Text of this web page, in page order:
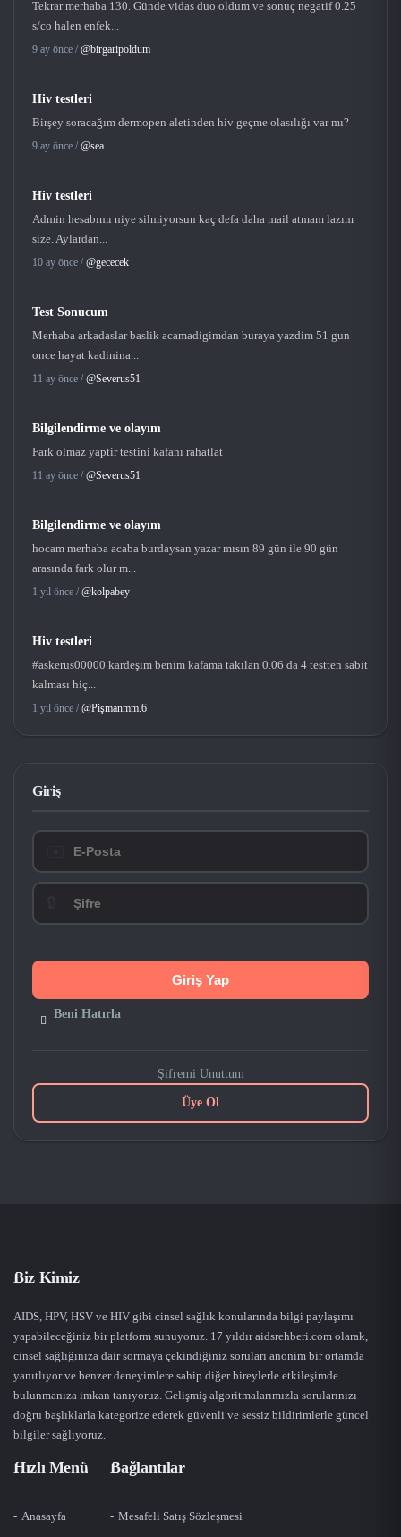
Tekrar merhaba 130. Günde vidas duo oldum ve sonuç negatif 0.25
s/co halen enfek...
9 ay önce / @birgaripoldum
Hiv testleri
Birşey soracağım dermopen aletinden hiv geçme olasılığı var mı?
9 ay önce / @sea
Hiv testleri
Admin hesabımı niye silmiyorsun kaç defa daha mail atmam lazım
size. Aylardan...
10 ay önce / @gececek
Test Sonucum
Merhaba arkadaslar baslik acamadigimdan buraya yazdim 51 gun
once hayat kadinina...
11 ay önce / @Severus51
Bilgilendirme ve olayım
Fark olmaz yaptir testini kafanı rahatlat
11 ay önce / @Severus51
Bilgilendirme ve olayım
hocam merhaba acaba burdaysan yazar mısın 89 gün ile 90 gün
arasında fark olur m...
1 yıl önce / @kolpabey
Hiv testleri
#askerus00000 kardeşim benim kafama takılan 0.06 da 4 testten sabit
kalması hiç...
1 yıl önce / @Pişmanmm.6
Giriş
Beni Hatırla
Şifremi Unuttum
Üye Ol
Biz Kimiz
AIDS, HPV, HSV ve HIV gibi cinsel sağlık konularında bilgi paylaşımı
yapabileceğiniz bir platform sunuyoruz. 17 yıldır aidsrehberi.com olarak,
cinsel sağlığınıza dair sormaya çekindiğiniz soruları anonim bir ortamda
yanıtlıyor ve benzer deneyimlere sahip diğer bireylerle etkileşimde
bulunmanıza imkan tanıyoruz. Gelişmiş algoritmalarımızla sorularınızı
doğru başlıklarla kategorize ederek güvenli ve sessiz bildirimlerle güncel
bilgiler sağlıyoruz.
Hızlı Menü
Anasayfa
Bağlantılar
Mesafeli Satış Sözleşmesi